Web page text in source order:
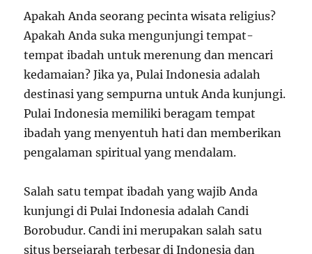
Apakah Anda seorang pecinta wisata religius?
Apakah Anda suka mengunjungi tempat-
tempat ibadah untuk merenung dan mencari
kedamaian? Jika ya, Pulai Indonesia adalah
destinasi yang sempurna untuk Anda kunjungi.
Pulai Indonesia memiliki beragam tempat
ibadah yang menyentuh hati dan memberikan
pengalaman spiritual yang mendalam.
Salah satu tempat ibadah yang wajib Anda
kunjungi di Pulai Indonesia adalah Candi
Borobudur. Candi ini merupakan salah satu
situs bersejarah terbesar di Indonesia dan